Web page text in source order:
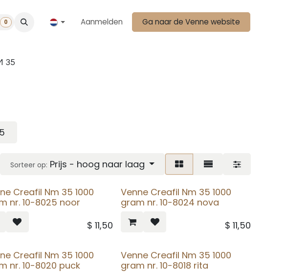
0 Aanmelden Ga naar de Venne website
35
Sorteer op: Prijs - hoog naar laag
Creafil Nm 35 1000
nr. 10-8025 noor
$11,50
Venne Creafil Nm 35 1000
gram nr. 10-8024 nova
$ 11,50
Creafil Nm 35 1000
nr. 10-8020 puck
Venne Creafil Nm 35 1000
gram nr. 10-8018 rita